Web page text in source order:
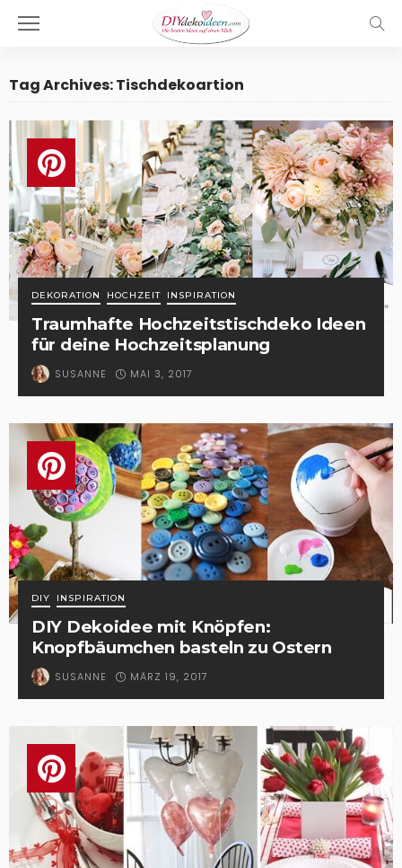
Tag Archives: Tischdekoartion
DEKORATION HOCHZEIT INSPIRATION
Traumhafte Hochzeitstischdeko Ideen
für deine Hochzeitsplanung
SUSANNE MAI 3, 2017
DIY INSPIRATION
DIY Dekoidee mit Knöpfen:
Knopfbäumchen basteln zu Ostern
SUSANNE MÄRZ 19, 2017